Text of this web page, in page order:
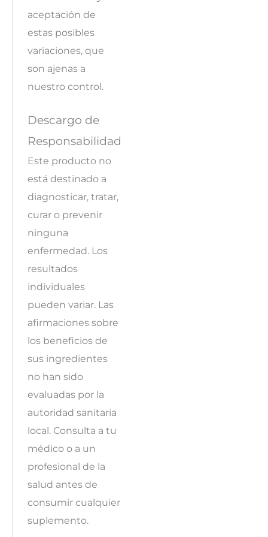
aceptación de
estas posibles
variaciones, que
son ajenas a
nuestro control.
Descargo de
Responsabilidad
Este producto no
está destinado a
diagnosticar, tratar,
curar o prevenir
ninguna
enfermedad. Los
resultados
individuales
pueden variar. Las
afirmaciones sobre
los beneficios de
sus ingredientes
no han sido
evaluadas por la
autoridad sanitaria
local. Consulta a tu
médico o a un
profesional de la
salud antes de
consumir cualquier
suplemento.